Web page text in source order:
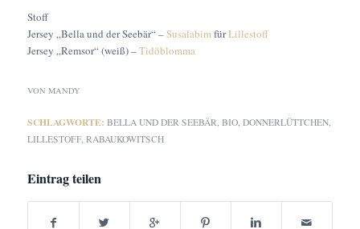
Stoff
Jersey „Bella und der Seebär“ –SusalabimfürLillestoff
Jersey „Remsor“ (weiß) –Tidöblomma
VON MANDY
SCHLAGWORTE: BELLA UND DER SEEBÄR, BIO, DONNERLÜTTCHEN,
LILLESTOFF, RABAUKOWITSCH
Eintrag teilen